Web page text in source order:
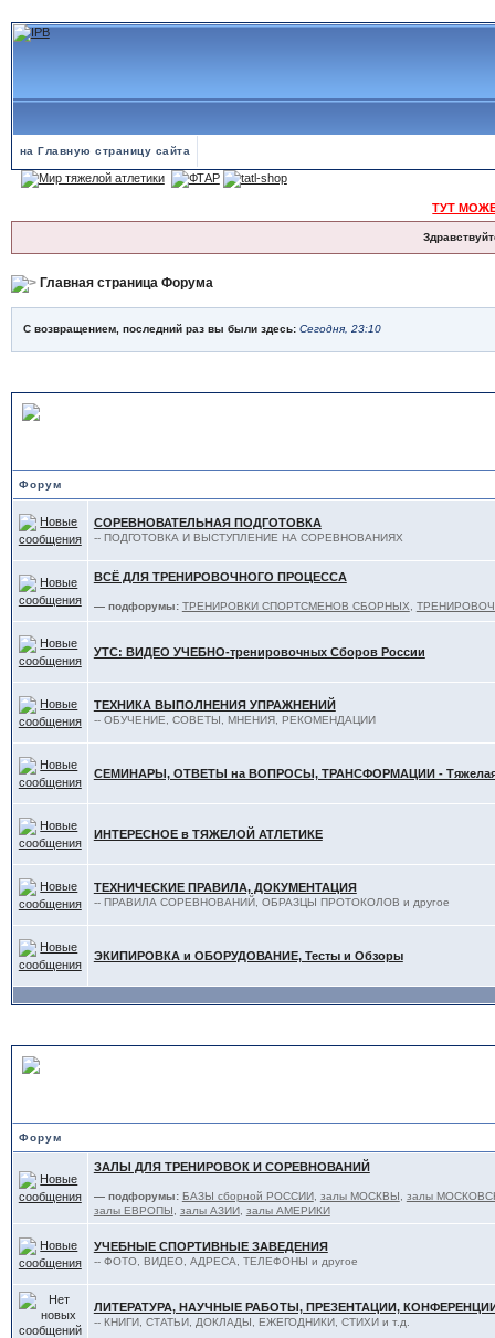
на Главную страницу сайта
ТУТ
Главная страница Форума
С возвращением, последний раз вы были здесь: Сегодня, 23:10
Форум
СОРЕВНОВАТЕЛЬНАЯ ПОДГОТОВКА
-- ПОДГОТОВКА И ВЫСТУПЛЕНИЕ НА СОРЕВНОВАНИЯХ
ВСЁ ДЛЯ ТРЕНИРОВОЧНОГО ПРОЦЕССА
— подфорумы: ТРЕНИРОВКИ СПОРТСМЕНОВ СБОРНЫХ
УТС: ВИДЕО УЧЕБНО-тренировочных Сборов России
ТЕХНИКА ВЫПОЛНЕНИЯ УПРАЖНЕНИЙ
-- ОБУЧЕНИЕ, СОВЕТЫ, МНЕНИЯ, РЕКОМЕНДАЦИИ
СЕМИНАРЫ, ОТВЕТЫ на ВОПРОСЫ, ТРАНСФОРМАЦИИ - Тяжелая
ИНТЕРЕСНОЕ в ТЯЖЕЛОЙ АТЛЕТИКЕ
ТЕХНИЧЕСКИЕ ПРАВИЛА, ДОКУМЕНТАЦИЯ
-- ПРАВИЛА СОРЕВНОВАНИЙ, ОБРАЗЦЫ ПРОТОКОЛОВ и другое
ЭКИПИРОВКА и ОБОРУДОВАНИЕ, Тесты и Обзоры
Форум
ЗАЛЫ ДЛЯ ТРЕНИРОВОК И СОРЕВНОВАНИЙ
— подфорумы: БАЗЫ сборной РОССИИ, залы МОСКВЫ
залы
залы ЕВРОПЫ
залы АЗИИ, залы АМЕРИКИ
УЧЕБНЫЕ СПОРТИВНЫЕ ЗАВЕДЕНИЯ
-- ФОТО, ВИДЕО, АДРЕСА, ТЕЛЕФОНЫ и другое
ЛИТЕРАТУРА, НАУЧНЫЕ РАБОТЫ, ПРЕЗЕНТАЦИИ,
-- КНИГИ, СТАТЬИ, ДОКЛАДЫ, ЕЖЕГОДНИКИ, СТИХИ и т.д.